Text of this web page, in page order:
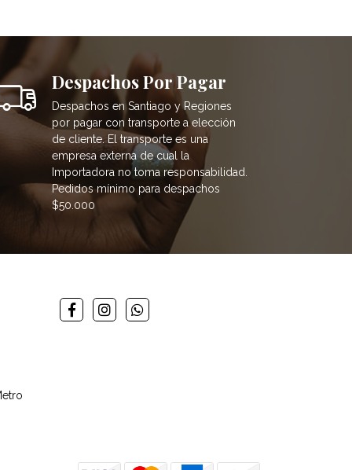
Despachos Por Pagar
Despachos en Santiago y Regiones
por pagar con transporte a elección
de cliente. El transporte es una
empresa externa de cual la
Importadora no toma responsabilidad.
Pedidos mínimo para despachos
$50.000